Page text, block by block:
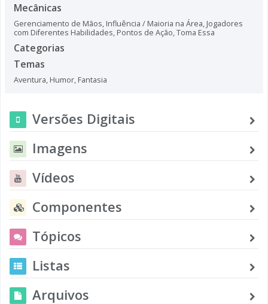
Mecânicas
Gerenciamento de Mãos, Influência / Maioria na Área, Jogadores
com Diferentes Habilidades, Pontos de Ação,Toma Essa
Categorias
Temas
Aventura, Humor, Fantasia
Versões Digitais
Imagens
Vídeos
Componentes
Tópicos
Listas
Arquivos